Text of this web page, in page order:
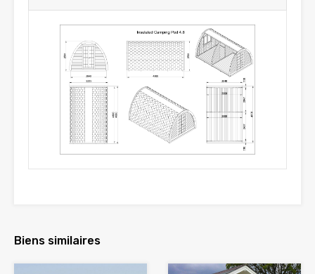
Biens similaires